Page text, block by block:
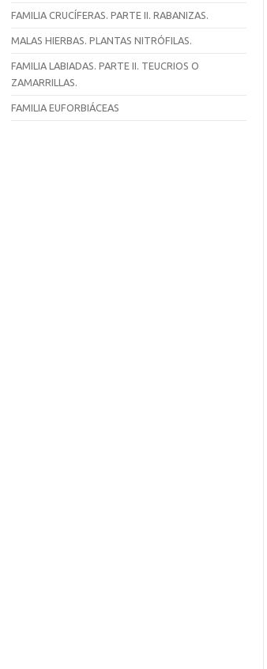
FAMILIA CRUCÍFERAS. PARTE II. RABANIZAS.
MALAS HIERBAS. PLANTAS NITRÓFILAS.
FAMILIA LABIADAS. PARTE II. TEUCRIOS O
ZAMARRILLAS.
FAMILIA EUFORBIÁCEAS